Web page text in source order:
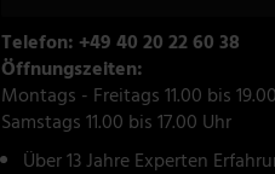
Telefon: +49 40 20 22 60 38
Öffnungszeiten:
Montags - Freitags 11.00 bis
Samstags 11.00 bis 17.00 Uhr
Über 13 Jahre Experten